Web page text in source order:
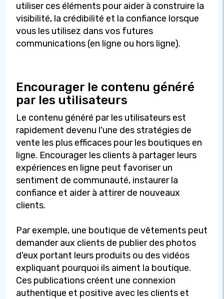
utiliser ces éléments pour aider à construire la
visibilité, la crédibilité et la confiance lorsque
vous les utilisez dans vos futures
communications (en ligne ou hors ligne).
Encourager le contenu généré
par les utilisateurs
Le contenu généré par les utilisateurs est
rapidement devenu l'une des stratégies de
vente les plus efficaces pour les boutiques en
ligne. Encourager les clients à partager leurs
expériences en ligne peut favoriser un
sentiment de communauté, instaurer la
confiance et aider à attirer de nouveaux
clients.
Par exemple, une boutique de vêtements peut
demander aux clients de publier des photos
d'eux portant leurs produits ou des vidéos
expliquant pourquoi ils aiment la boutique.
Ces publications créent une connexion
authentique et positive avec les clients et